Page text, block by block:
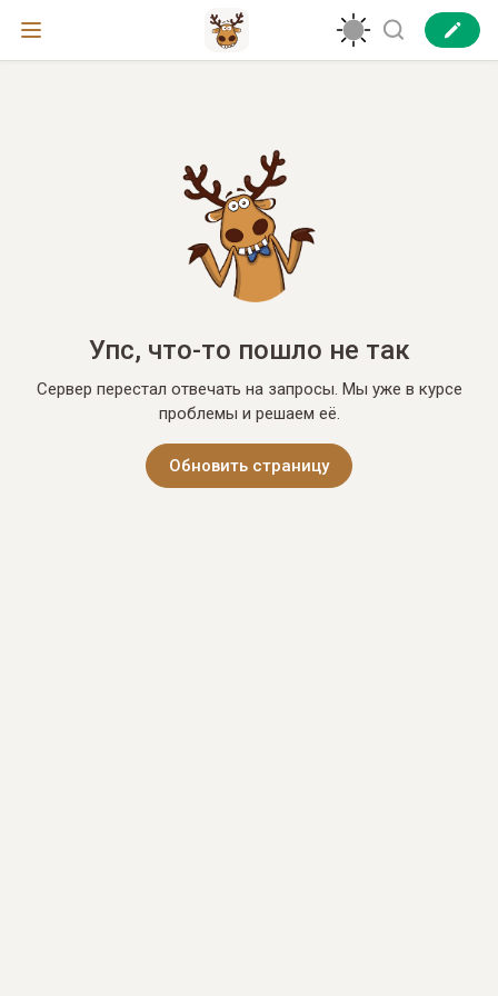
Упс, что-то пошло не так
Сервер перестал отвечать на запросы. Мы уже в курсе
проблемы и решаем её.
Обновить страницу